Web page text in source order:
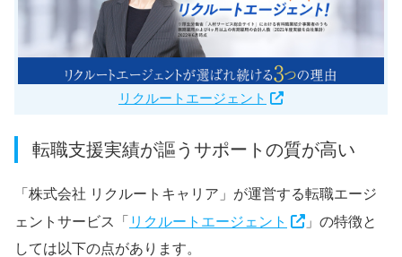
リクルートエージェント
転職支援実績が謳うサポートの質が高い
「株式会社 リクルートキャリア」が運営する転職エージ
ェントサービス「 リクルートエージェント
」の特徴と
しては以下の点があります。